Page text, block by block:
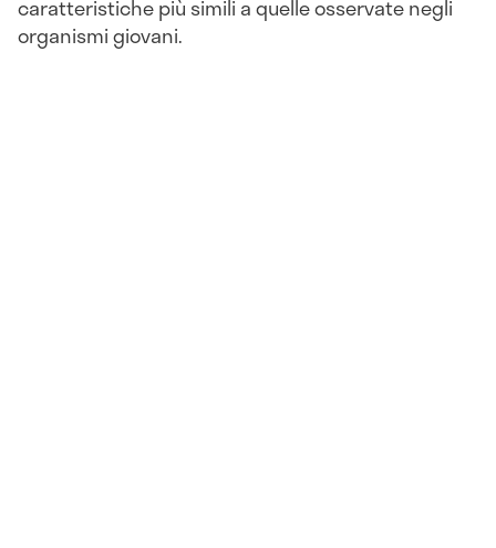
caratteristiche più simili a quelle osservate negli
organismi giovani.